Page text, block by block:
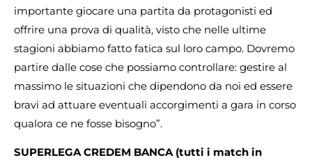
importante giocare una partita da protagonisti ed
offrire una prova di qualità, visto che nelle ultime
stagioni abbiamo fatto fatica sul loro campo. Dovremo
partire dalle cose che possiamo controllare: gestire al
massimo le situazioni che dipendono da noi ed essere
bravi ad attuare eventuali accorgimenti a gara in corso
qualora ce ne fosse bisogno”.
SUPERLEGA CREDEM BANCA (tutti i match in